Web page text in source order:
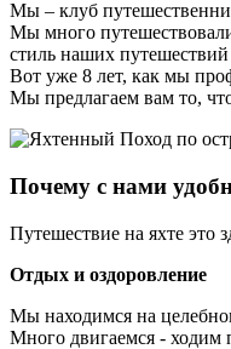
Мы – клуб
Мы много
стиль наших
Вот уже 8 лет, как мы
Мы предлагаем вам то,
Почему с нами
Путешествие на яхте это
Отдых и оздоровление
Мы находимся на
Много двигаемся - ходим